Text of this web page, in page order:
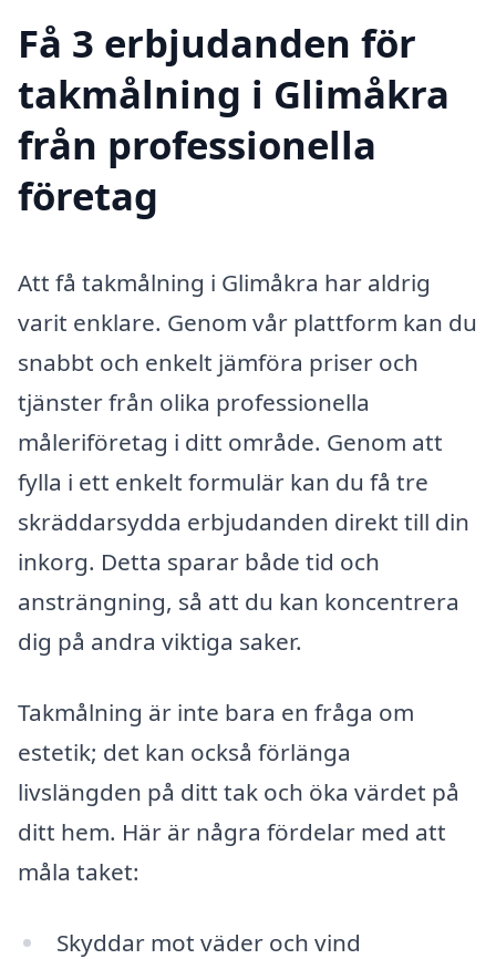
Få 3 erbjudanden för
takmålning i Glimåkra
från professionella
företag
Att få takmålning i Glimåkra har aldrig
varit enklare. Genom vår plattform kan du
snabbt och enkelt jämföra priser och
tjänster från olika professionella
måleriföretag i ditt område. Genom att
fylla i ett enkelt formulär kan du få tre
skräddarsydda erbjudanden direkt till din
inkorg. Detta sparar både tid och
ansträngning, så att du kan koncentrera
dig på andra viktiga saker.
Takmålning är inte bara en fråga om
estetik; det kan också förlänga
livslängden på ditt tak och öka värdet på
ditt hem. Här är några fördelar med att
måla taket:
Skyddar mot väder och vind